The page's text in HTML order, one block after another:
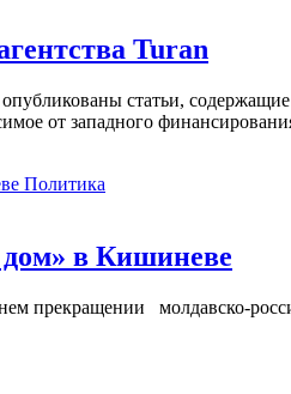
Turan
статьи,
от западного
Политика
в Кишиневе
прекращении молдавско-